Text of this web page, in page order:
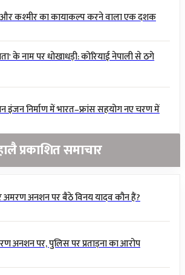
और कश्मीर का कायाकल्प करने वाला एक दशक
के नाम पर धोखाधड़ी: कोरियाई नेपाली से ठगे
इंजन निर्माण में भारत–फ्रांस सहयोग नए चरण में
प्रकाशित समाचार
अमरण अनशन पर बैठे विनय यादव कौन हैं?
अनशन पर, पुलिस पर प्रताड़ना का आरोप